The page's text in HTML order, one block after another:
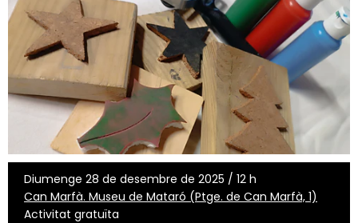
Diumenge 28 de desembre de 2025 / 12 h
Can Marfà. Museu de Mataró (Ptge. de Can Marfà, 1)
Activitat gratuïta